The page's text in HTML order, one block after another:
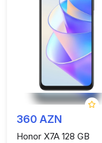
360 AZN
Honor X7A 128 GB